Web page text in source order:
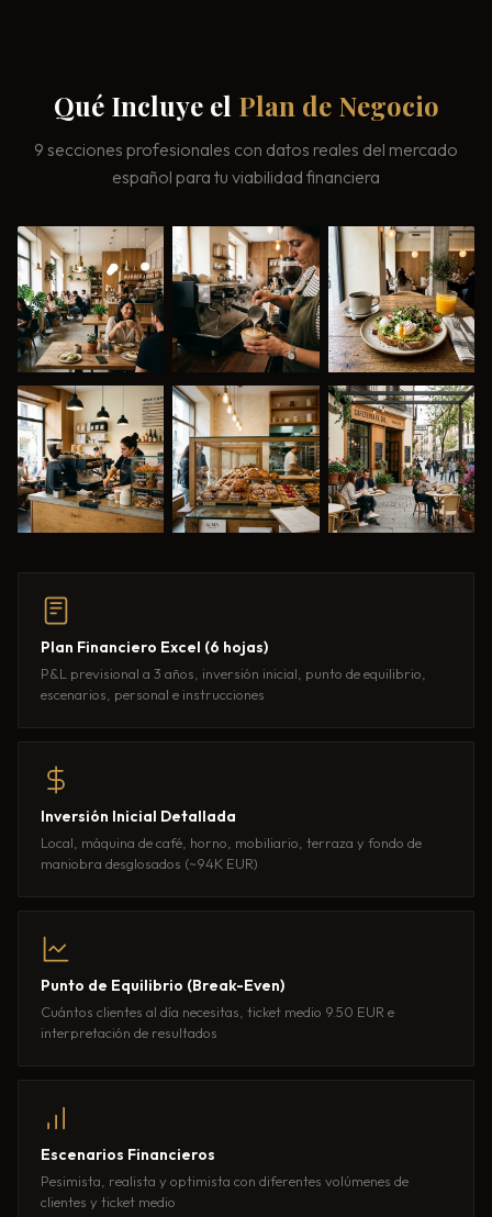
Qué Incluye el Plan de Negocio
9 secciones profesionales con datos reales del mercado
español para tu viabilidad financiera
Plan Financiero Excel (6 hojas)
P&L previsional a 3 años, inversión inicial, punto de equilibrio,
escenarios, personal e instrucciones
Inversión Inicial Detallada
Local, máquina de café, horno, mobiliario, terraza y fondo de
maniobra desglosados (~94K EUR)
Punto de Equilibrio (Break-Even)
Cuántos clientes al día necesitas, ticket medio 9.50 EUR e
interpretación de resultados
Escenarios Financieros
Pesimista, realista y optimista con diferentes volúmenes de
clientes y ticket medio